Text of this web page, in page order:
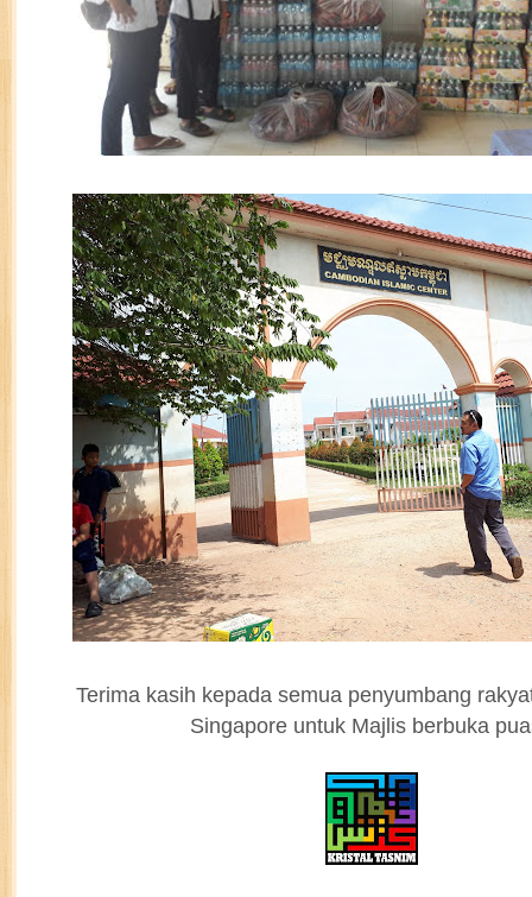
Terima kasih kepada semua penyumbang
Singapore untuk Majlis berbuka